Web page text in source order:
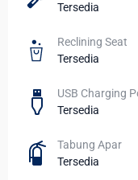
Tersedia
Reclining Seat
Tersedia
USB Charging
Tersedia
Tabung Apar
Tersedia